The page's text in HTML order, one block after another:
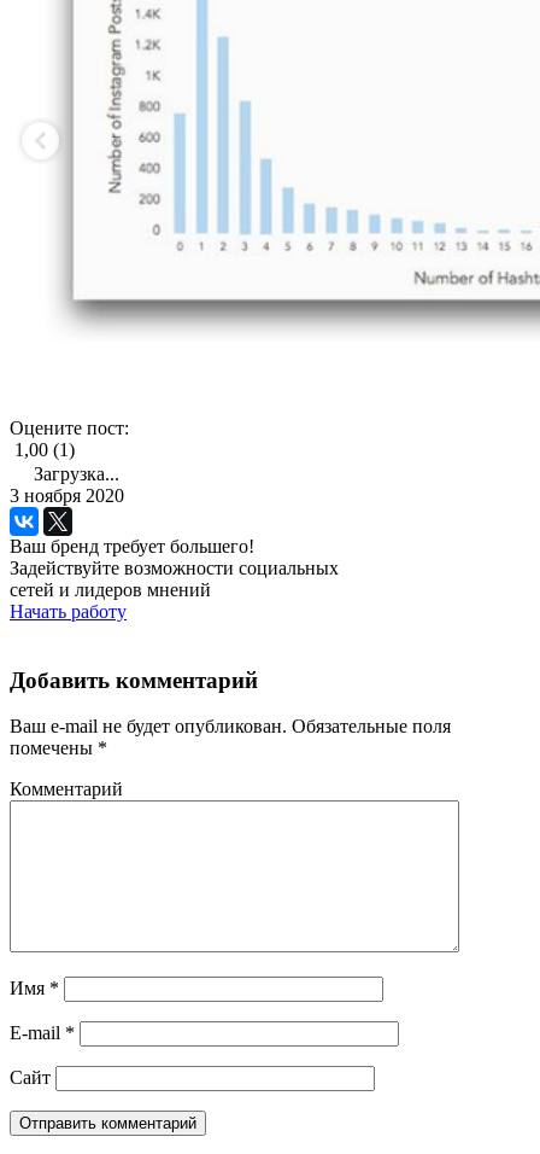
Оцените пост:
1,00 (1)
Загрузка...
3 ноября 2020
Ваш бренд требует большего!
Задействуйте возможности социальных
сетей и лидеров мнений
Начать работу
Добавить комментарий
Ваш e-mail не будет опубликован. Обязательные поля
помечены *
Комментарий
Имя *
E-mail *
Сайт